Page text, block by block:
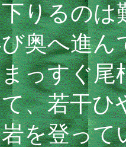
りるの
奥へ進ん
っすぐ尾
、若干ひ
を登って